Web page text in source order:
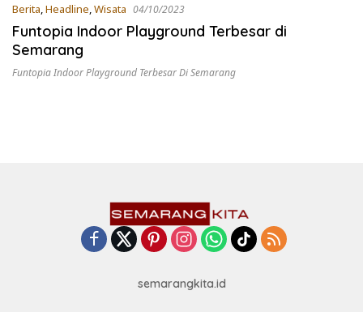
Berita,Headline,Wisata 04/10/2023
Funtopia Indoor Playground Terbesar di
Semarang
Funtopia Indoor Playground Terbesar Di Semarang
semarangkita.id